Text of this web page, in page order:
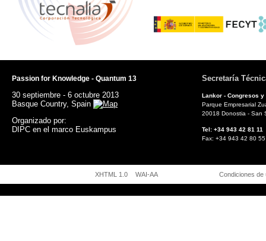
Passion for Knowledge - Quantum 13
30 septiembre - 6 octubre 2013
Basque Country, Spain
Organizado por:
DIPC en el marco Euskampus
Secretaría
Lankor - Congresos y
Parque Empresarial
20018 Donostia - San
Tel: +34 943 42
Fax: +34 943 42
XHTML 1.0 WAI-AA Condiciones de